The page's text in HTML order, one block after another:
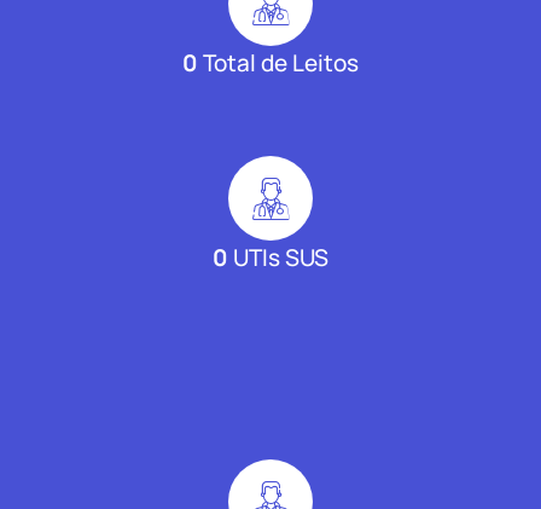
0Total de Leitos
0 UTIs SUS